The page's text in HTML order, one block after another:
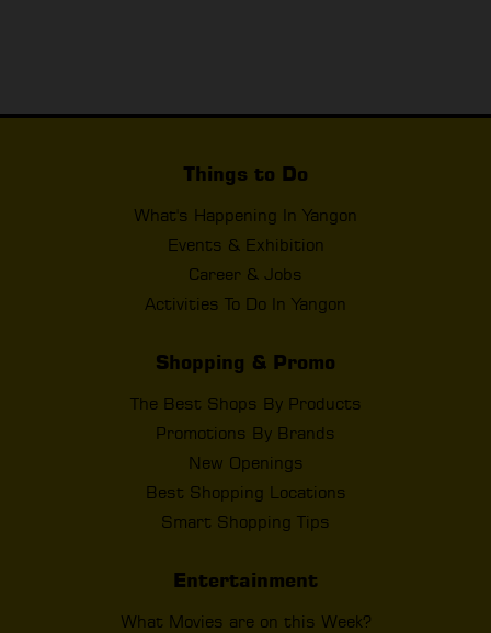
Things to Do
What's Happening In Yangon
Events & Exhibition
Career & Jobs
Activities To Do In Yangon
Shopping & Promo
The Best Shops By Products
Promotions By Brands
New Openings
Best Shopping Locations
Smart Shopping Tips
Entertainment
What Movies are on this Week?